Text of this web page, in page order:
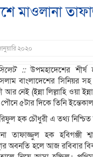
মাওলানা
২০২০
::উপমহাদেশের শীর্ষ
বাংলাদেশের সিনিয়র
নেই (ইন্না লিল্লাহি ওয়া
৫টার দিকে তিনি
হক চৌধুরী এ তথ্য
তাফাজ্জুল হক হবিগঞ্জী
অবনতি হলে আজ রবিবার